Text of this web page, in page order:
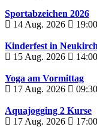
Sportabzeichen 2026
14 Aug. 2026
19:00
Kinderfest in
15 Aug. 2026
14:00
Yoga am Vormittag
17 Aug. 2026
09:30
Aquajogging 2 Kurse
17 Aug. 2026
17:00